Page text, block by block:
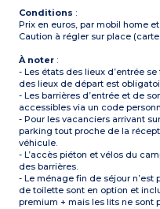
Conditions :
Prix en euros, par mobil home
Caution à régler sur place
À noter :
- Les états des lieux d’entrée
des lieux de départ est
- Les barrières d’entrée et de
accessibles via un code
- Pour les vacanciers arrivant
parking tout proche de la
véhicule.
- L’accès piéton et vélos du
des barrières.
- Le ménage fin de séjour
de toilette sont en option et
premium + mais les lits ne sont